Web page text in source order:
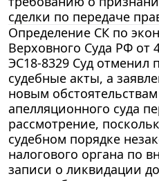
сделки по передаче
Определение СК по
Верховного Суда РФ от
ЭС18-8329 Суд отменил
судебные акты, а
новым
апелляционного суда
рассмотрение,
судебном порядке
налогового органа по
записи о ликвидации